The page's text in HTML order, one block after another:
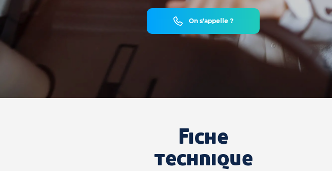
On s'appelle ?
Fiche
technique